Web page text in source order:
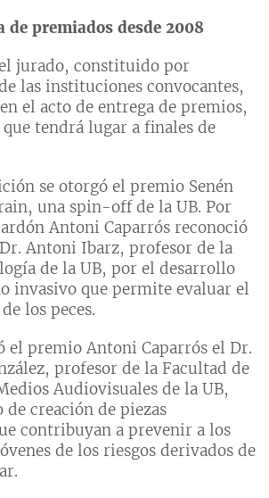
de premiados desde 2008
jurado, constituido por
las instituciones convocantes,
el acto de entrega de premios,
tendrá lugar a finales de
se otorgó el premio Senén
una spin-off de la UB. Por
Antoni Caparrós reconoció
Antoni Ibarz, profesor de la
de la UB, por el desarrollo
invasivo que permite evaluar el
los peces.
el premio Antoni Caparrós el Dr.
profesor de la Facultad de
Audiovisuales de la UB,
creación de piezas
contribuyan a prevenir a los
de los riesgos derivados de